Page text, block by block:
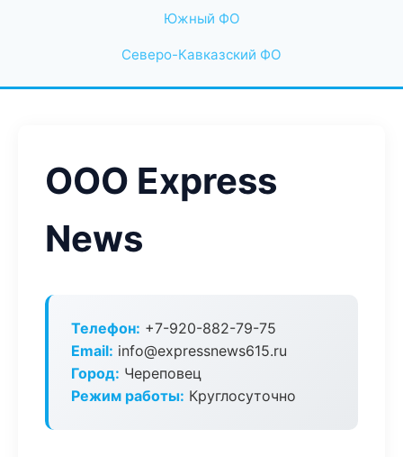
Южный ФО
Северо-Кавказский ФО
ООО Express
News
Телефон: +7-920-882-79-75
Email: info@expressnews615.ru
Город: Череповец
Режим работы: Круглосуточно